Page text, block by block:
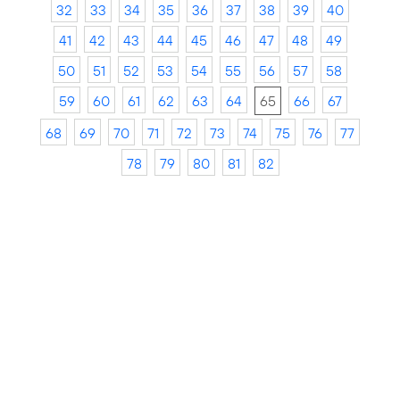
32
33 34 35 36 37 38 39
40
41
42 43 44 45 46 47 48
49
50
51 52 53 54 55 56 57
58
59
60 61 62 63 64 65 66
67
68
69 70 71 72 73 74 75 76
77
78
79 80 81 82